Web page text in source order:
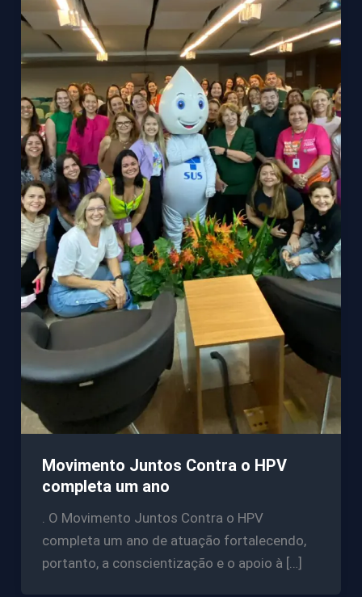
Movimento Juntos Contra o HPV
completa um ano
. O Movimento Juntos Contra o HPV
completa um ano de atuação fortalecendo,
portanto, a conscientização e o apoio à […]